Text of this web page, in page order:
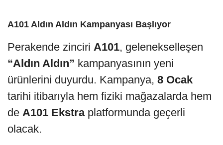
A101 Aldın Aldın Kampanyası Başlıyor
Perakende zinciri A101, gelenekselleşen
“Aldın Aldın” kampanyasının yeni
ürünlerini duyurdu. Kampanya, 8 Ocak
tarihi itibarıyla hem fiziki mağazalarda hem
de A101 Ekstraplatformunda geçerli
olacak.